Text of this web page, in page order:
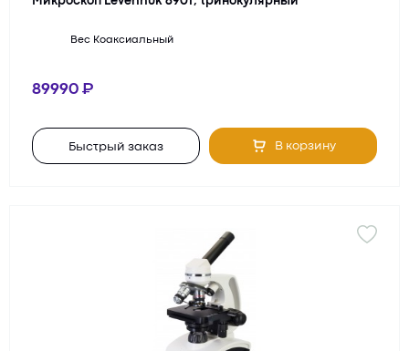
Вес Коаксиальный
89990
Быстрый заказ В корзину